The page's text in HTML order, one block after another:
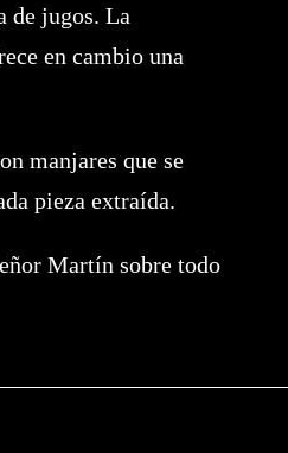
de jugos. La
en cambio una
manjares que se
pieza extraída.
Martín sobre todo